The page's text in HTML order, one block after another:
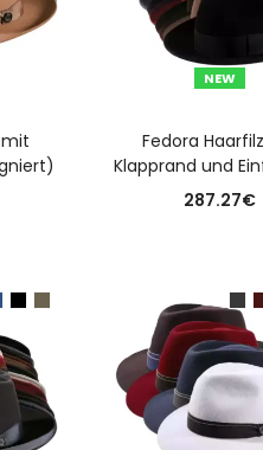
NEW
Fedora
Klapprand und
287.27€